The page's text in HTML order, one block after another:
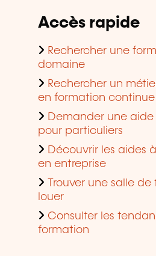
Accès rapide
Rechercher une
domaine
Rechercher un
en formation continue
Demander une
pour particuliers
Découvrir les aides
en entreprise
Trouver une salle
louer
Consulter les
formation